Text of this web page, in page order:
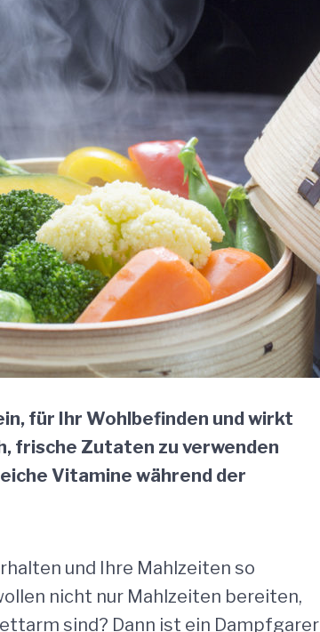
für Ihr Wohlbefinden und wirkt
frische Zutaten zu verwenden
Vitamine während der
und Ihre Mahlzeiten so
nicht nur Mahlzeiten bereiten,
sind? Dann ist ein Dampfgarer